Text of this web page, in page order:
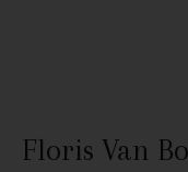
Floris Van